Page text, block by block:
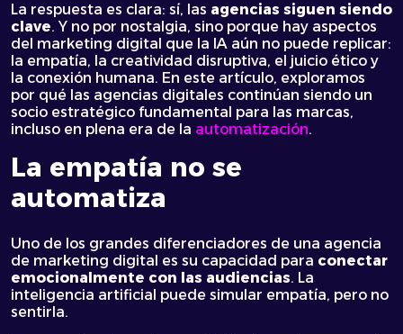
La respuesta es clara: sí, las agencias siguen siendo
clave. Y no por nostalgia, sino porque hay aspectos
del marketing digital que la IA aún no puede replicar:
la empatía, la creatividad disruptiva, el juicio ético y
la conexión humana. En este artículo, exploramos
por qué las agencias digitales continúan siendo un
socio estratégico fundamental para las marcas,
incluso en plena era de la automatización.
La empatía no se
automatiza
Uno de los grandes diferenciadores de una agencia
de marketing digital es su capacidad para conectar
emocionalmente con las audiencias. La
inteligencia artificial puede simular empatía, pero no
sentirla.